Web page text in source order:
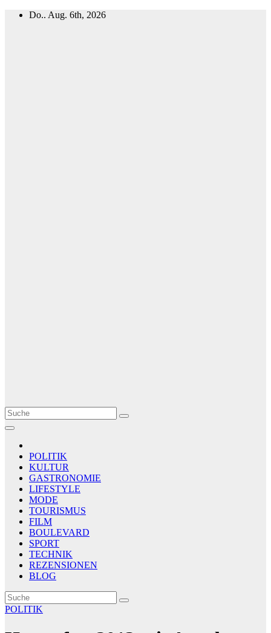
Zum
Do.. Aug. 6th, 2026
Le Matin
AGENCE DE PRESSE
POLITIK
KULTUR
GASTRONOMIE
LIFESTYLE
MODE
TOURISMUS
FILM
BOULEVARD
SPORT
TECHNIK
REZENSIONEN
BLOG
POLITIK